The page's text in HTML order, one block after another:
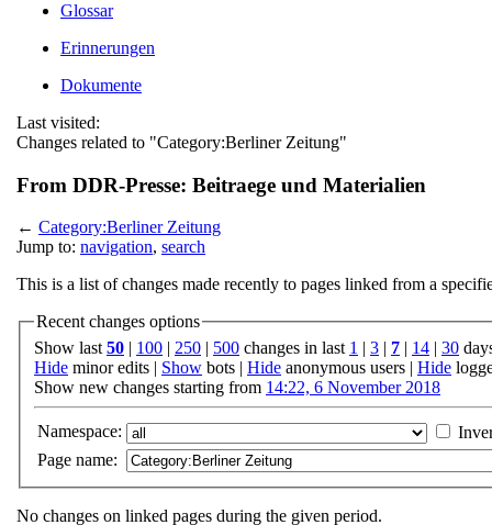
Glossar
Erinnerungen
Dokumente
Last visited:
Changes related to "Category:Berliner Zeitung"
From DDR-Presse: Beitraege und Materialien
← Category:Berliner Zeitung
Jump to: navigation, search
This is a list of changes made recently to pages linked from a
Recent changes options
Show last 50 | 100 | 250 | 500 changes in last 1 | 3 | 7 | 14 | 30
Hide minor edits | Show bots | Hide anonymous users | Hide
Show new changes starting from 14:22, 6 November 2018
Namespace:
Page name:
No changes on linked pages during the given period.